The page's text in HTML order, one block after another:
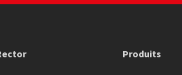
Produits